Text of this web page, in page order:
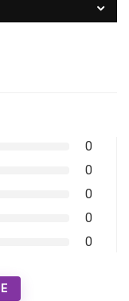
0
0
0
0
0